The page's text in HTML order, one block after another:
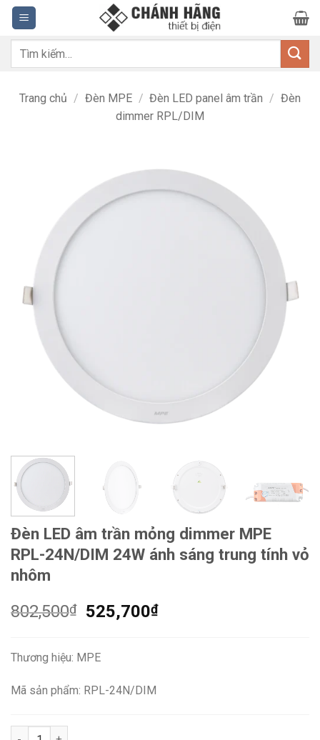
Bỏ
qua
nội
dung
Tìm
Trang chủ / Đèn MPE / Đèn LED panel âm trần / Đèn
dimmer RPL/DIM
Đèn LED âm trần mỏng dimmer MPE
RPL-24N/DIM 24W ánh sáng trung tính vỏ
nhôm
802,500₫
Giá
802,500₫.
525,700₫Giá
Thương hiệu: MPE
Mã sản phẩm: RPL-24N/DIM
Đèn LED âm trần mỏng dimmer MPE RPL-24N/DIM 24W ánh